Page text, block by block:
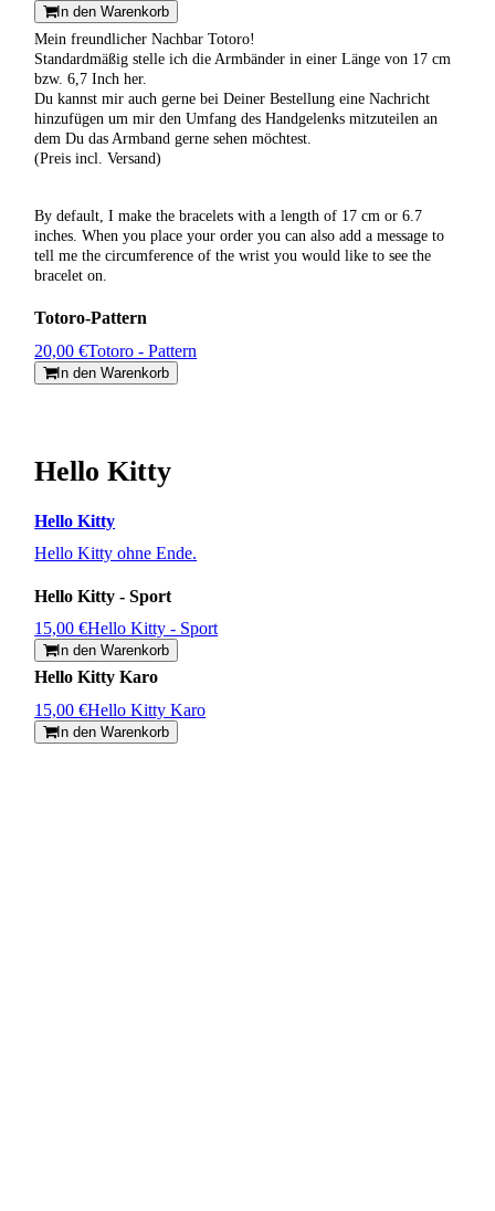
In den Warenkorb
Mein freundlicher Nachbar Totoro!
Standardmäßig stelle ich die Armbänder in einer Länge von 17 cm
bzw. 6,7 Inch her.
Du kannst mir auch gerne bei Deiner Bestellung eine Nachricht
hinzufügen um mir den Umfang des Handgelenks mitzuteilen an
dem Du das Armband gerne sehen möchtest.
(Preis incl. Versand)
By default, I make the bracelets with a length of 17 cm or 6.7
inches. When you place your order you can also add a message to
tell me the circumference of the wrist you would like to see the
bracelet on.
Totoro-Pattern
20,00 €Totoro - Pattern
In den Warenkorb
Hello Kitty
Hello Kitty
Hello Kitty ohne Ende.
Hello Kitty - Sport
15,00 €Hello Kitty - Sport
In den Warenkorb
Hello Kitty Karo
15,00 €Hello Kitty Karo
In den Warenkorb